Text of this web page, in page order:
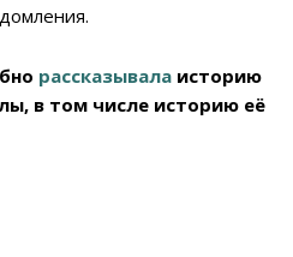
рассказывала историю
в том числе историю её